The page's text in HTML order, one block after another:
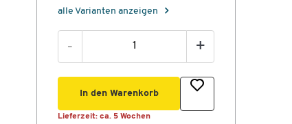
alle Varianten anzeigen
- +
In den Warenkorb
Lieferzeit: ca. 5 Wochen